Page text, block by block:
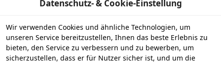
Datenschutz- & Cookie-Einstellung
Wir verwenden Cookies und ähnliche Technologien, um
unseren Service bereitzustellen, Ihnen das beste Erlebnis zu
bieten, den Service zu verbessern und zu bewerben, um
sicherzustellen, dass er für Nutzer sicher ist, und um die